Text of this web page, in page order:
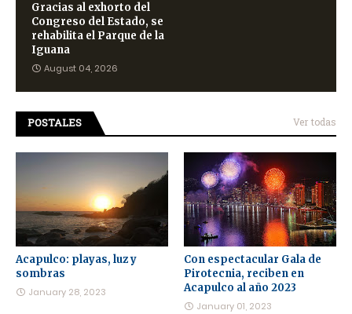
Gracias al exhorto del
Congreso del Estado, se
rehabilita el Parque de la
Iguana
August 04, 2026
POSTALES Ver todas
Acapulco: playas, luz y
sombras
January 28, 2023
Con espectacular Gala de
Pirotecnia, reciben en
Acapulco al año 2023
January 01, 2023